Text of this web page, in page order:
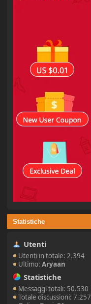
Statistiche
Utenti
Utenti in totale: 2.394
Ultimo:Aryaan
Statistiche
Messaggi totali: 50.530
Totale discussioni: 7.257